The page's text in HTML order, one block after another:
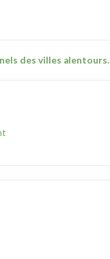
des villes alentours.